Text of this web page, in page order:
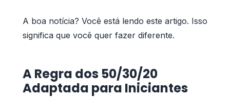
A boa notícia? Você está lendo este artigo. Isso
significa que você quer fazer diferente.
A Regra dos 50/30/20
Adaptada para Iniciantes